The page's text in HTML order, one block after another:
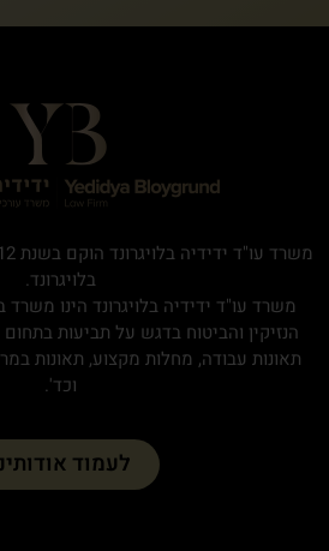
בלויגרונד.
משרד עו"ד ידידיה בלויגרונד הינו
הנזיקין והביטוח בדגש על תביעות בתחום
תאונות עבודה, מחלות מקצוע, תאונות
וכד'.
לעמוד